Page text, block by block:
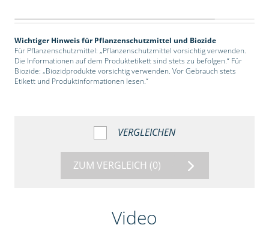
Wichtiger Hinweis für Pflanzenschutzmittel und Biozide
Für Pflanzenschutzmittel: „Pflanzenschutzmittel vorsichtig verwenden.
Die Informationen auf dem Produktetikett sind stets zu befolgen.“ Für
Biozide: „Biozidprodukte vorsichtig verwenden. Vor Gebrauch stets
Etikett und Produktinformationen lesen.“
VERGLEICHEN
ZUM VERGLEICH (0)
Video